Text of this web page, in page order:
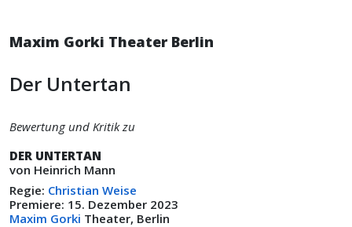
Maxim Gorki Theater Berlin
Der Untertan
Bewertung und Kritik zu
DER UNTERTAN
von Heinrich Mann
Regie: Christian Weise
Premiere: 15. Dezember 2023
Maxim Gorki Theater, Berlin